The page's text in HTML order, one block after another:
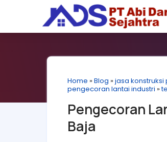
Home »Blog »jasa konstruksi
pengecoran lantai industri »
Pengecoran
Baja